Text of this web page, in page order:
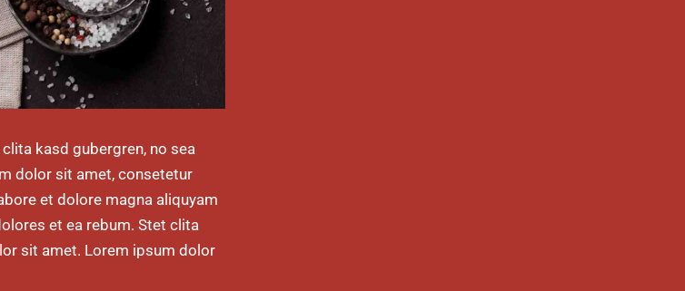
kasd gubergren, no sea
dolor sit amet, consetetur
et dolore magna aliquyam
et ea rebum. Stet clita
sit amet. Lorem ipsum dolor